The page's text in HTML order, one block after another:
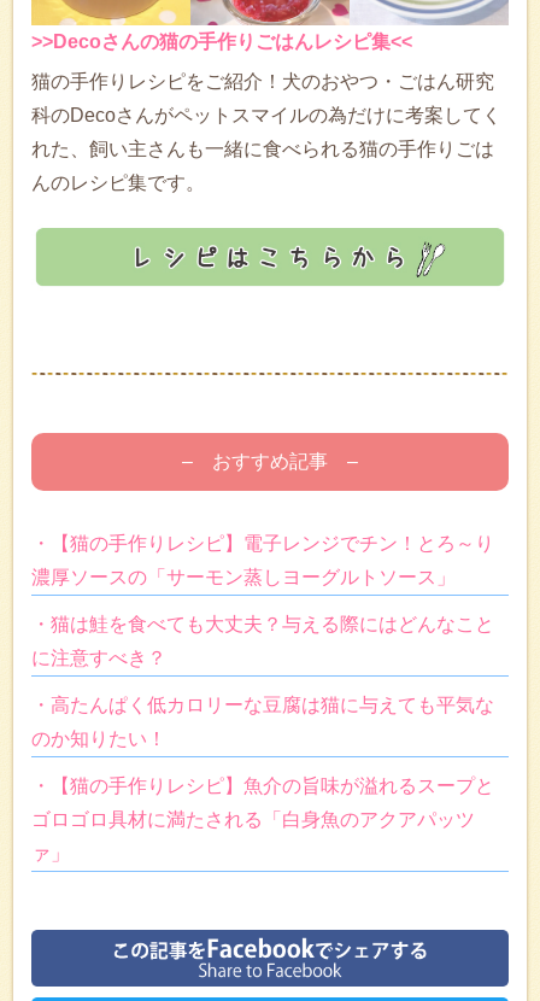
>>Decoさんの猫の手作りごはんレシピ集<<
猫の手作りレシピをご紹介！犬のおやつ・ごはん研究
科のDecoさんがペットスマイルの為だけに考案してく
れた、飼い主さんも一緒に食べられる猫の手作りごは
んのレシピ集です。
– おすすめ記事 –
・【猫の手作りレシピ】電子レンジでチン！とろ～り
濃厚ソースの「サーモン蒸しヨーグルトソース」
・猫は鮭を食べても大丈夫？与える際にはどんなこと
に注意すべき？
・高たんぱく低カロリーな豆腐は猫に与えても平気な
のか知りたい！
・【猫の手作りレシピ】魚介の旨味が溢れるスープと
ゴロゴロ具材に満たされる「白身魚のアクアパッツ
ァ」